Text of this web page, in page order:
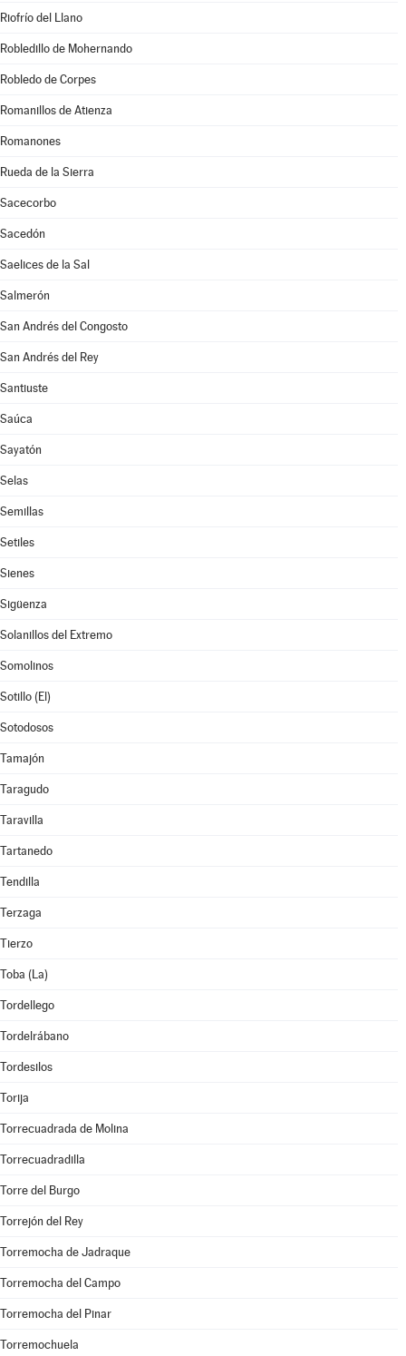
Riofrío del Llano
Robledillo de Mohernando
Robledo de Corpes
Romanillos de Atienza
Romanones
Rueda de la Sierra
Sacecorbo
Sacedón
Saelices de la Sal
Salmerón
San Andrés del Congosto
San Andrés del Rey
Santiuste
Saúca
Sayatón
Selas
Semillas
Setiles
Sienes
Sigüenza
Solanillos del Extremo
Somolinos
Sotillo (El)
Sotodosos
Tamajón
Taragudo
Taravilla
Tartanedo
Tendilla
Terzaga
Tierzo
Toba (La)
Tordellego
Tordelrábano
Tordesilos
Torija
Torrecuadrada de Molina
Torrecuadradilla
Torre del Burgo
Torrejón del Rey
Torremocha de Jadraque
Torremocha del Campo
Torremocha del Pinar
Torremochuela